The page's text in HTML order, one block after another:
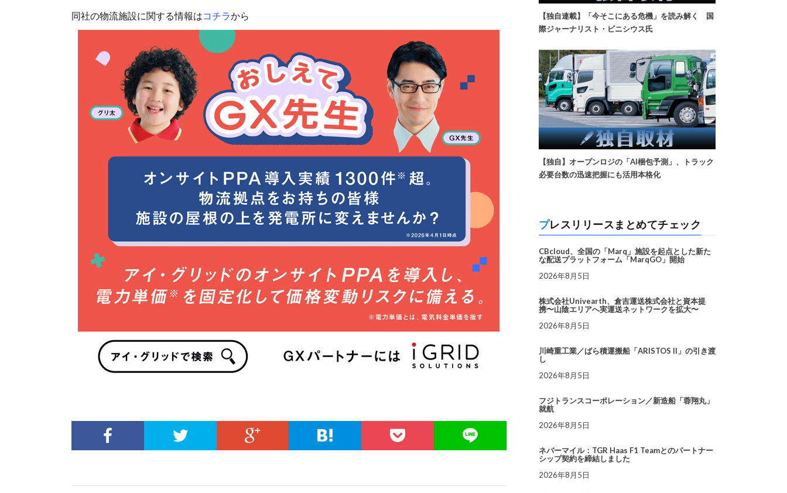
同社の物流施設に関する情報はコチラから
【独自連載】「今そこにある危機」を読み解く 国
際ジャーナリスト・ビニシウス氏
【独自】オープンロジの「AI梱包予測」、トラック
必要台数の迅速把握にも活用本格化
プレスリリースまとめてチェック
CBcloud、全国の「Marq」施設を起点とした新た
な配送プラットフォーム「MarqGO」開始
2026年8月5日
株式会社Univearth、倉吉運送株式会社と資本提
携〜山陰エリアへ実運送ネットワークを拡大〜
2026年8月5日
川崎重工業／ばら積運搬船「ARISTOS II」の引き渡
し
2026年8月5日
フジトランスコーポレーション／新造船「蓉翔丸」
就航
2026年8月5日
ネバーマイル：TGR Haas F1 Teamとのパートナー
シップ契約を締結しました
2026年8月5日